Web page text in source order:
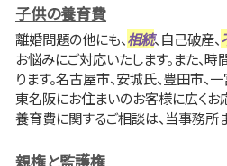
子供の養育費
離婚問題の他にも、相続、自己破産、
お悩みにご対応いたします。また、
ります。名古屋市、安城氏、豊田市、
東名阪にお住まいのお客様に広くお
養育費に関するご相談は、当事務所
親権と監護権